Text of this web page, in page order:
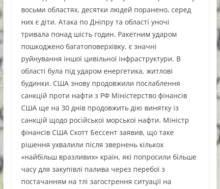
восьми областях, десятки людей поранено, серед
них є діти. Атака по Дніпру та області уночі
тривала понад шість годин. Ракетним ударом
пошкоджено багатоповерхівку, є значні
руйнування іншої цивільної інфраструктури. В
області була під ударом енергетика, житлові
будинки. США знову продовжили послаблення
санкцій проти нафти з РФ Міністерство фінансів
США ще на 30 днів продовжить дію винятку із
санкцій щодо російської морської нафти. Міністр
фінансів США Скотт Бессент заявив, що таке
рішення ухвалили після звернень кількох
«найбільш вразливих» країн, які попросили більше
часу для закупівлі палива через перебої з
постачанням на тлі загострення ситуації на